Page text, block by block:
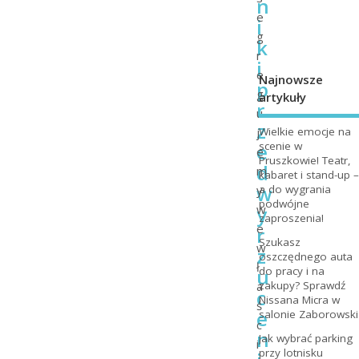
n
i
k
i
p
r
z
e
d
w
y
r
z
u
c
e
n
e
g
r
e
g
u
j
e
m
y
w
e
w
ł
a
ś
c
i
Najnowsze
artykuły
Wielkie emocje na
scenie w
Pruszkowie! Teatr,
kabaret i stand-up –
a do wygrania
podwójne
zaproszenia!
Szukasz
oszczędnego auta
do pracy i na
zakupy? Sprawdź
Nissana Micra w
salonie Zaborowski
Jak wybrać parking
przy lotnisku